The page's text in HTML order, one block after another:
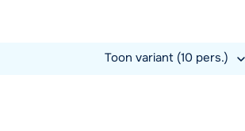
Toon variant (10 pers.)